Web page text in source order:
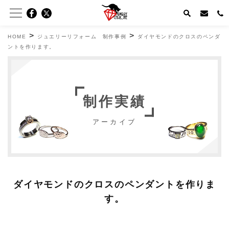
HOME > ジュエリーリフォーム 制作事例 >
ダイヤモンドのクロスのペンダ
ントを作ります。
制作実績
アーカイブ
ダイヤモンドのクロスのペンダントを作りま
す。